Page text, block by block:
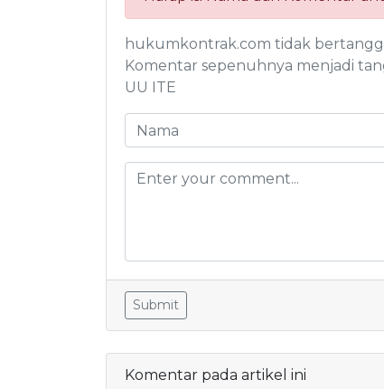
hukumkontrak.com tidak
Komentar sepenuhnya menjadi
UU ITE
Submit
Komentar pada artikel ini